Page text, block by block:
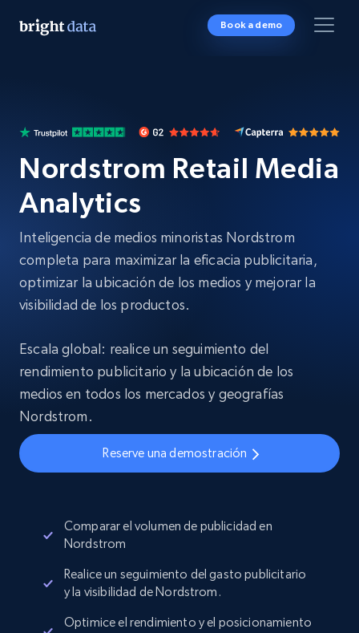
Book a demo
Nordstrom Retail Media
Analytics
Inteligencia de medios minoristas Nordstrom
completa para maximizar la eficacia publicitaria,
optimizar la ubicación de los medios y mejorar la
visibilidad de los productos.
Escala global: realice un seguimiento del
rendimiento publicitario y la ubicación de los
medios en todos los mercados y geografías
Nordstrom.
Reserve una demostración
Comparar el volumen de publicidad en
Nordstrom
Realice un seguimiento del gasto publicitario
y la visibilidad de Nordstrom.
Optimice el rendimiento y el posicionamiento